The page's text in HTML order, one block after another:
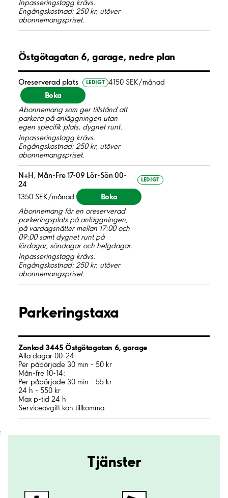
Inpasseringstagg krävs.
Engångskostnad: 250 kr, utöver
abonnemangspriset.
Östgötagatan 6, garage, nedre plan
Oreserverad plats LEDIGT 4150 SEK/månad
Boka
Abonnemang som ger tillstånd att
parkera på anläggningen utan
egen specifik plats, dygnet runt.
Inpasseringstagg krävs.
Engångskostnad: 250 kr, utöver
abonnemangspriset.
N+H, Mån-Fre 17-09 Lör-Sön 00-
24
LEDIGT
1350 SEK/månad Boka
Abonnemang för en oreserverad
parkeringsplats på anläggningen,
på vardagsnätter mellan 17:00 och
09:00 samt dygnet runt på
lördagar, söndagar och helgdagar.
Inpasseringstagg krävs.
Engångskostnad: 250 kr, utöver
abonnemangspriset.
Parkeringstaxa
Zonkod 3445 Östgötagatan 6, garage
Alla dagar 00-24:
Per påbörjade 30 min - 50 kr
Mån-fre 10-14:
Per påbörjade 30 min - 55 kr
24 h - 550 kr
Max p-tid 24 h
Serviceavgift kan tillkomma
;
Tjänster